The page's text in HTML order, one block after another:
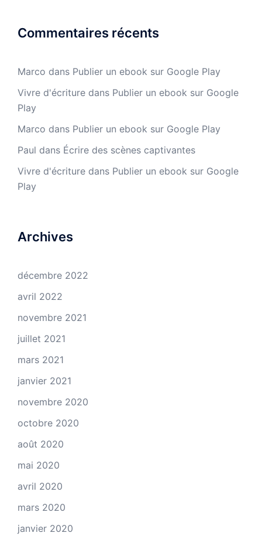
Commentaires récents
Marco dans Publier un ebook sur Google Play
Vivre d'écriture dans Publier un ebook sur Google
Play
Marco dans Publier un ebook sur Google Play
Paul dans Écrire des scènes captivantes
Vivre d'écriture dans Publier un ebook sur Google
Play
Archives
décembre 2022
avril 2022
novembre 2021
juillet 2021
mars 2021
janvier 2021
novembre 2020
octobre 2020
août 2020
mai 2020
avril 2020
mars 2020
janvier 2020